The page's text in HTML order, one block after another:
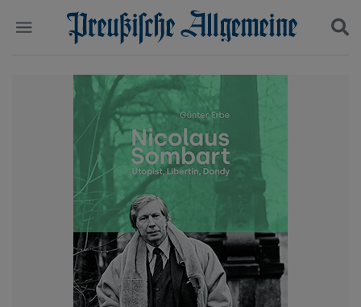
Politik
Wirtschaft
Panorama
Gesellschaft
Leben
Geschichte
Ostpreußen
Pommern
Berlin-Brandenburg
Schlesien
Danzig und Westpreußen
Bücher
Suchen und finden